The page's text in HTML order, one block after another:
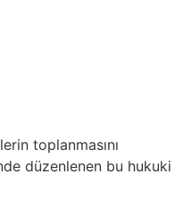
toplanmasını
düzenlenen bu hukuki